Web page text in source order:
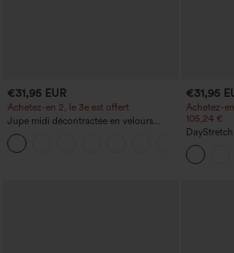
€31,95 EUR
Achetez-en 2, le 3e est offert
Jupe midi décontractée en velours
côtelé, taille mi-haute, poches avant
latérales à rabat
€31,95
Achetez-
105,24 €
haute à
avec poches